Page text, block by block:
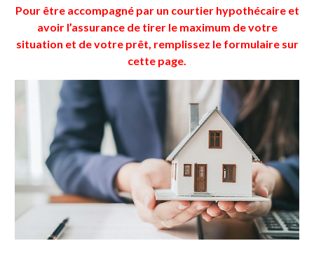
Pour être accompagné par un courtier hypothécaire et
avoir l’assurance de tirer le maximum de votre
situation et de votre prêt, remplissez le formulaire sur
cette page.